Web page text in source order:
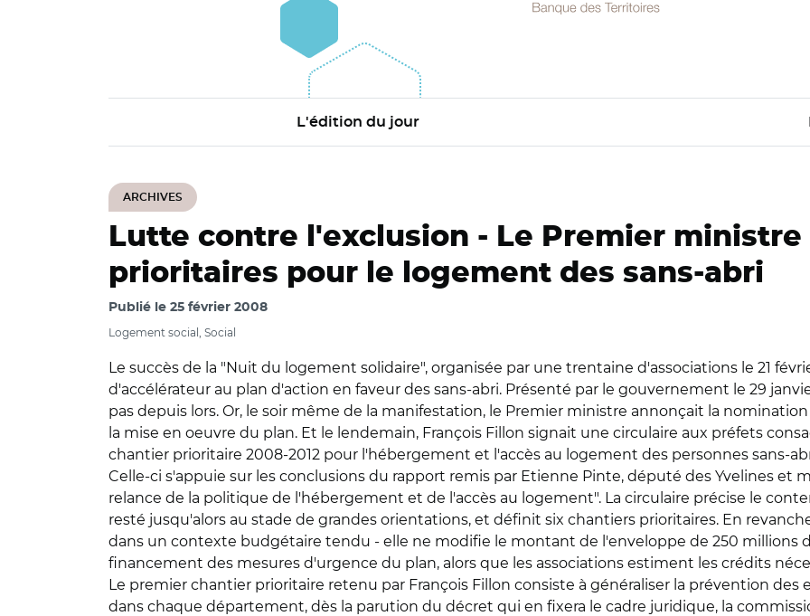
L'édition du jour
ARCHIVES
Lutte contre l'exclusion - Le Premier
prioritaires pour le logement des sans-abri
Publié le 25 février 2008
Logement social, Social
Le succès de la "Nuit du logement solidaire", organisée par une trentaine d'associations le 21
d'accélérateur au plan d'action en faveur des sans-abri. Présenté par le gouvernement le 29
pas depuis lors. Or, le soir même de la manifestation, le Premier ministre annonçait la
la mise en oeuvre du plan. Et le lendemain, François Fillon signait une circulaire aux préfets
chantier prioritaire 2008-2012 pour l'hébergement et l'accès au logement des personnes sans-
Celle-ci s'appuie sur les conclusions du rapport remis par Etienne Pinte, député des Yvelines et
relance de la politique de l'hébergement et de l'accès au logement". La circulaire précise le
resté jusqu'alors au stade de grandes orientations, et définit six chantiers prioritaires. En
dans un contexte budgétaire tendu - elle ne modifie le montant de l'enveloppe de 250 millions
financement des mesures d'urgence du plan, alors que les associations estiment les crédits
Le premier chantier prioritaire retenu par François Fillon consiste à généraliser la prévention
dans chaque département, dès la parution du décret qui en fixera le cadre juridique, la